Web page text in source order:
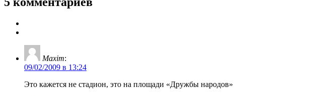
Maxim:
09/02/2009 в 13:24
Это кажется не стадион, это на площади «Дружбы народов»